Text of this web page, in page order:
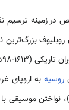
در زمینه
روبلیوف
و سیاست غرب‌گرایی دوران پتر کبیر باعث شد هنر
روسیه به اروپای
نواختن موسیقی